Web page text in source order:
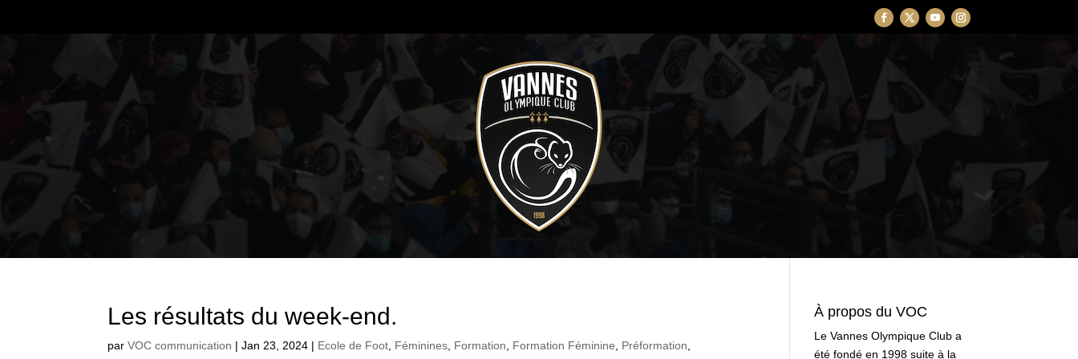
Les résultats du week-end.
parVOC communication |Jan 23, 2024 | Ecole de Foot, Féminines, Formation, Formation Féminine, Préformation,
À propos du VOC
Le Vannes Olympique Club a
été fondé en 1998 suite à la